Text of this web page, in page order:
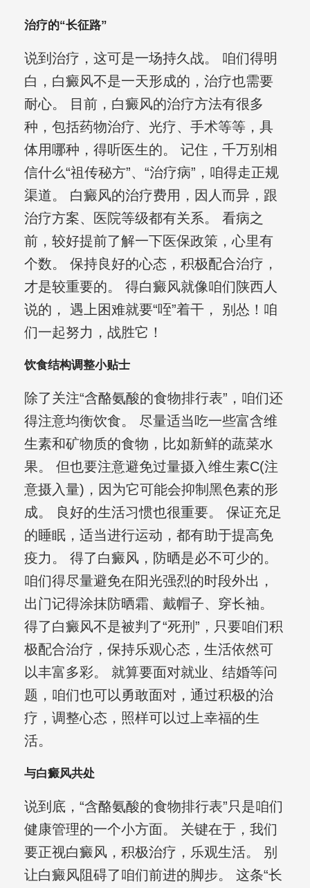
治疗的“长征路”
说到治疗，这可是一场持久战。 咱们得明
白，白癜风不是一天形成的，治疗也需要
耐心。 目前，白癜风的治疗方法有很多
种，包括药物治疗、光疗、手术等等，具
体用哪种，得听医生的。 记住，千万别相
信什么“祖传秘方”、“治疗病”，咱得走正规
渠道。 白癜风的治疗费用，因人而异，跟
治疗方案、医院等级都有关系。 看病之
前，较好提前了解一下医保政策，心里有
个数。 保持良好的心态，积极配合治疗，
才是较重要的。 得白癜风就像咱们陕西人
说的， 遇上困难就要“咥”着干， 别怂！咱
们一起努力，战胜它！
饮食结构调整小贴士
除了关注“含酪氨酸的食物排行表”，咱们还
得注意均衡饮食。 尽量适当吃一些富含维
生素和矿物质的食物，比如新鲜的蔬菜水
果。 但也要注意避免过量摄入维生素C(注
意摄入量)，因为它可能会抑制黑色素的形
成。 良好的生活习惯也很重要。 保证充足
的睡眠，适当进行运动，都有助于提高免
疫力。 得了白癜风，防晒是必不可少的。
咱们得尽量避免在阳光强烈的时段外出，
出门记得涂抹防晒霜、戴帽子、穿长袖。
得了白癜风不是被判了“死刑”，只要咱们积
极配合治疗，保持乐观心态，生活依然可
以丰富多彩。 就算要面对就业、结婚等问
题，咱们也可以勇敢面对，通过积极的治
疗，调整心态，照样可以过上幸福的生
活。
与白癜风共处
说到底，“含酪氨酸的食物排行表”只是咱们
健康管理的一个小方面。 关键在于，我们
要正视白癜风，积极治疗，乐观生活。 别
让白癜风阻碍了咱们前进的脚步。 这条“长